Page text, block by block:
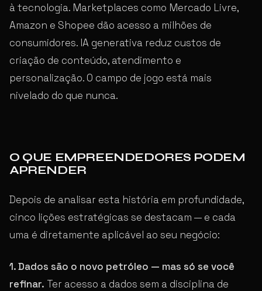
à tecnologia. Marketplaces como Mercado Livre,
Amazon e Shopee dão acesso a milhões de
consumidores. IA generativa reduz custos de
criação de conteúdo, atendimento e
personalização. O campo de jogo está mais
nivelado do que nunca.
O QUE EMPREENDEDORES PODEM
APRENDER
Depois de analisar esta história em profundidade,
cinco lições estratégicas se destacam — e cada
uma é diretamente aplicável ao seu negócio:
1. Dados são o novo petróleo — mas só se você
refinar. Ter acesso a dados sem a disciplina de